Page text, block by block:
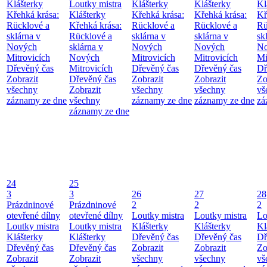
Klášterky
Křehká krása:
Rücklové a
sklárna v
Nových
Mitrovicích
Dřevěný čas
Zobrazit
všechny
záznamy ze dne
Loutky mistra
Klášterky
Křehká krása:
Rücklové a
sklárna v
Nových
Mitrovicích
Dřevěný čas
Zobrazit
všechny
záznamy ze dne
Klášterky
Křehká krása:
Rücklové a
sklárna v
Nových
Mitrovicích
Dřevěný čas
Zobrazit
všechny
záznamy ze dne
Klášterky
Křehká krása:
Rücklové a
sklárna v
Nových
Mitrovicích
Dřevěný čas
Zobrazit
všechny
záznamy ze dne
24
3
Prázdninové
otevřené dílny
Loutky mistra
Klášterky
Dřevěný čas
Zobrazit
25
3
Prázdninové
otevřené dílny
Loutky mistra
Klášterky
Dřevěný čas
Zobrazit
26
2
Loutky mistra
Klášterky
Dřevěný čas
Zobrazit
všechny
27
2
Loutky mistra
Klášterky
Dřevěný čas
Zobrazit
všechny
28
2